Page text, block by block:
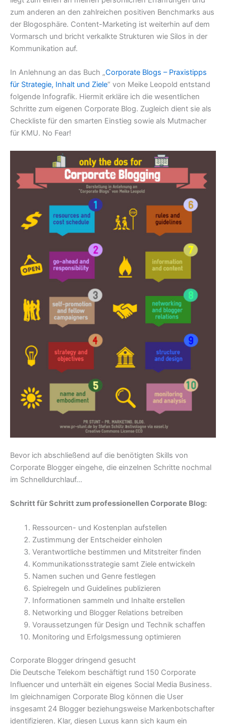
zum anderen an den zahlreichen positiven Benchmarks aus
der Blogosphäre. Content-Marketing ist weiterhin auf dem
Vormarsch und bricht verkalkte Strukturen wie Silos in der
Kommunikation auf.
In Anlehnung an das Buch „Corporate Blogs – Praxistipps
für Strategie, Inhalt und Ziele“ von Meike Leopold entstand
folgende Infografik. Hiermit erkläre ich die wesentlichen
Schritte zum eigenen Corporate Blog. Zugleich dient sie als
Checkliste für den smarten Einstieg sowie als Mutmacher
für KMU. No Fear!
Bevor ich abschließend auf die benötigten Skills von
Corporate Blogger eingehe, die einzelnen Schritte nochmal
im Schnelldurchlauf…
Schritt für Schritt zum professionellen Corporate Blog:
Ressourcen- und Kostenplan aufstellen
Zustimmung der Entscheider einholen
Verantwortliche bestimmen und Mitstreiter finden
Kommunikationsstrategie samt Ziele entwickeln
Namen suchen und Genre festlegen
Spielregeln und Guidelines publizieren
Informationen sammeln und Inhalte erstellen
Networking und Blogger Relations betreiben
Voraussetzungen für Design und Technik schaffen
Monitoring und Erfolgsmessung optimieren
Corporate Blogger dringend gesucht
Die Deutsche Telekom beschäftigt rund 150 Corporate
Influencer und unterhält ein eigenes Social Media Business.
Im gleichnamigen Corporate Blog können die User
insgesamt 24 Blogger beziehungsweise Markenbotschafter
identifizieren. Klar, diesen Luxus kann sich kaum ein